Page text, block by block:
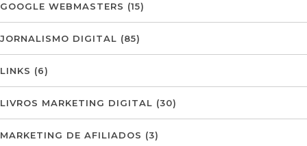
GOOGLE WEBMASTERS (15)
JORNALISMO DIGITAL (85)
LINKS (6)
LIVROS MARKETING DIGITAL (30)
MARKETING DE AFILIADOS (3)